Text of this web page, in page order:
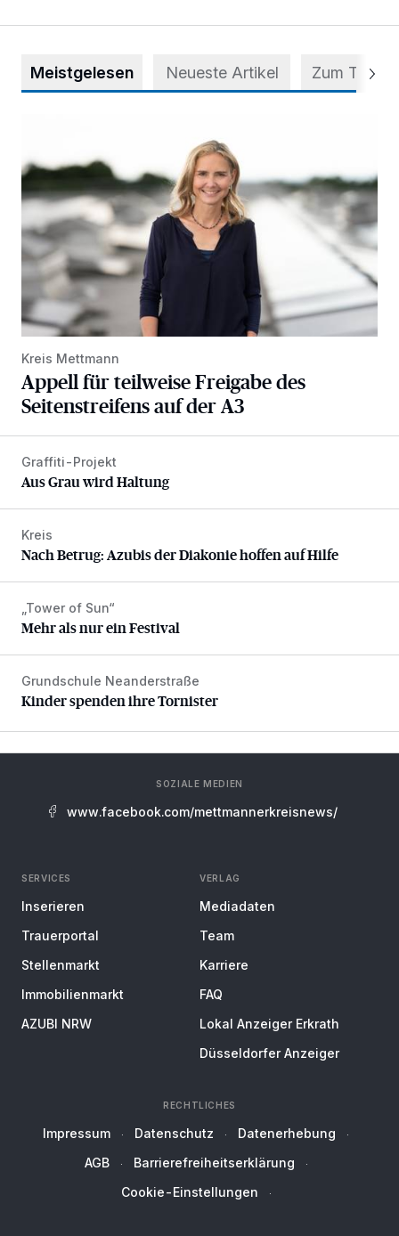
Meistgelesen Neueste Artikel Zum Thema
Kreis Mettmann
Appell für teilweise Freigabe des
Seitenstreifens auf der A3
Aus Grau wird Haltung
Graffiti-Projekt
Aus Grau wird Haltung
Nach Betrug: Azubis der Diakonie hoffen auf Hilfe
Kreis
Nach Betrug: Azubis der Diakonie hoffen auf Hilfe
Mehr als nur ein Festival
„Tower of Sun“
Mehr als nur ein Festival
Kinder spenden ihre Tornister
Grundschule Neanderstraße
Kinder spenden ihre Tornister
SOZIALE MEDIEN
www.facebook.com/mettmannerkreisnews/
SERVICES
Inserieren
Trauerportal
Stellenmarkt
Immobilienmarkt
AZUBI NRW
VERLAG
Mediadaten
Team
Karriere
FAQ
Lokal Anzeiger Erkrath
Düsseldorfer Anzeiger
RECHTLICHES
Impressum Datenschutz
Datenerhebung
AGB
Barrierefreiheitserklärung
Cookie-Einstellungen